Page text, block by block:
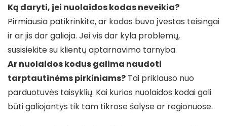
Ką daryti, jei nuolaidos kodas neveikia?
Pirmiausia patikrinkite, ar kodas buvo įvestas teisingai
ir ar jis dar galioja. Jei vis dar kyla problemų,
susisiekite su klientų aptarnavimo tarnyba.
Ar nuolaidos kodus galima naudoti
tarptautinėms pirkiniams? Tai priklauso nuo
parduotuvės taisyklių. Kai kurios nuolaidos kodai gali
būti galiojantys tik tam tikrose šalyse ar regionuose.